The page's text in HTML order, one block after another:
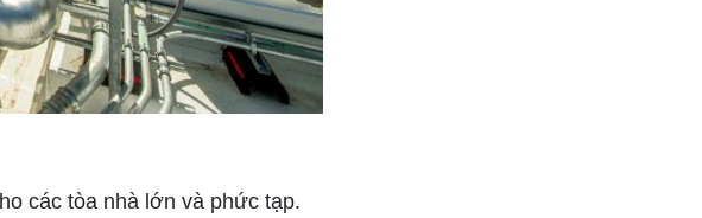
các tòa nhà lớn và phức tạp.